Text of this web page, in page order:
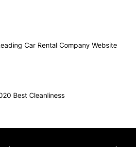
Car Rental Company Website
Best Cleanliness